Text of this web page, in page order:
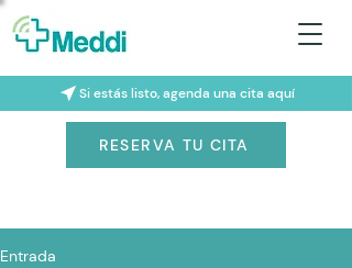
Si estás listo, agenda una cita aquí
RESERVA TU CITA
Entrada